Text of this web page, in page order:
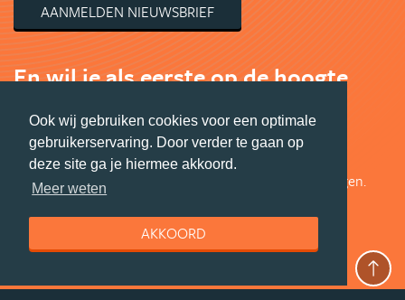
Ook wij gebruiken cookies voor een optimale
gebruikerservaring. Door verder te gaan op
deze site ga je hiermee akkoord.
Meer weten
AKKOORD
AANMELDEN NIEUWSBRIEF
En wil je als eerste op de hoogte
Volg ons op Facebook voor exclusieve
Afrika aanbiedingen en leuk Afrika nieuws.
Bekijk de mooiste foto's en doe mee met prijsvragen.
VOLG ONS VIA FACEBOOK